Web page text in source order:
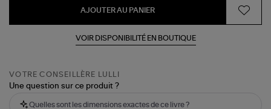
AJOUTER AU PANIER
VOIR DISPONIBILITÉ EN BOUTIQUE
VOTRE CONSEILLÈRE LULLI
Une question sur ce produit ?
Quelles sont les dimensions exactes de ce livre ?